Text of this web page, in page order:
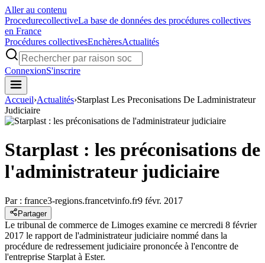
Aller au contenu
ProcedurecollectiveLa base de données des procédures collectives
en France
Procédures collectivesEnchèresActualités
ConnexionS'inscrire
Accueil›Actualités›Starplast Les Preconisations De Ladministrateur
Judiciaire
Starplast : les préconisations de
l'administrateur judiciaire
Par : france3-regions.francetvinfo.fr9 févr. 2017
Partager
Le tribunal de commerce de Limoges examine ce mercredi 8 février
2017 le rapport de l'administrateur judiciaire nommé dans la
procédure de redressement judiciaire prononcée à l'encontre de
l'entreprise Starplat à Ester.